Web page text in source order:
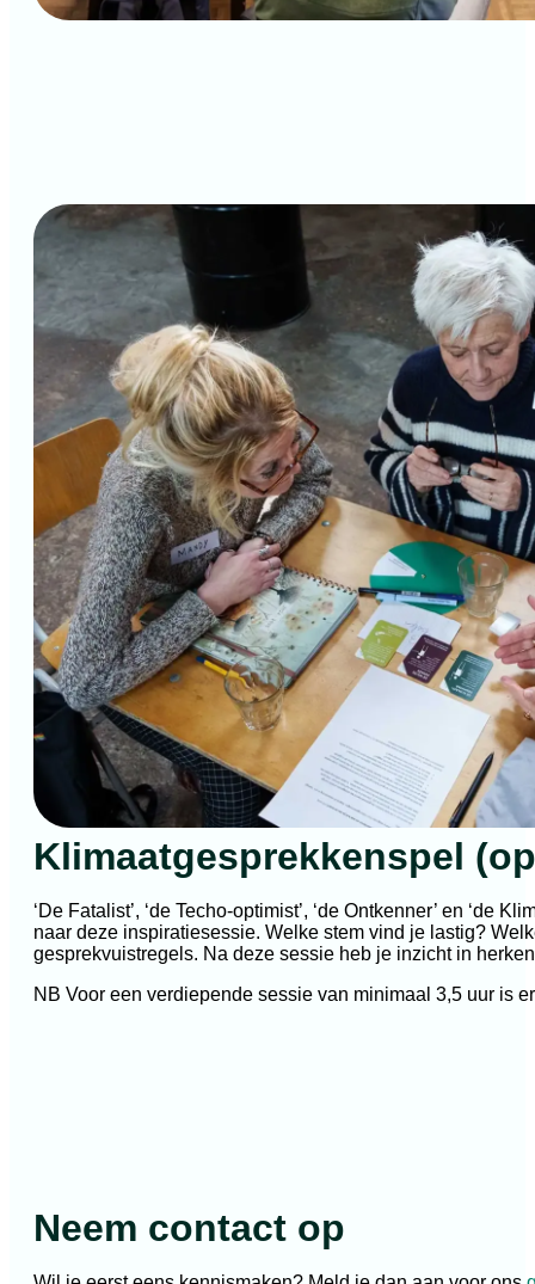
Klimaatgesprekkenspel
‘De Fatalist’, ‘de Techo-optimist’, ‘de Ontkenner’ en
naar deze inspiratiesessie. Welke stem vind je lastig?
gesprekvuistregels. Na deze sessie heb je inzicht in
NB Voor een verdiepende sessie van minimaal 3,5 uur is
Neem contact op